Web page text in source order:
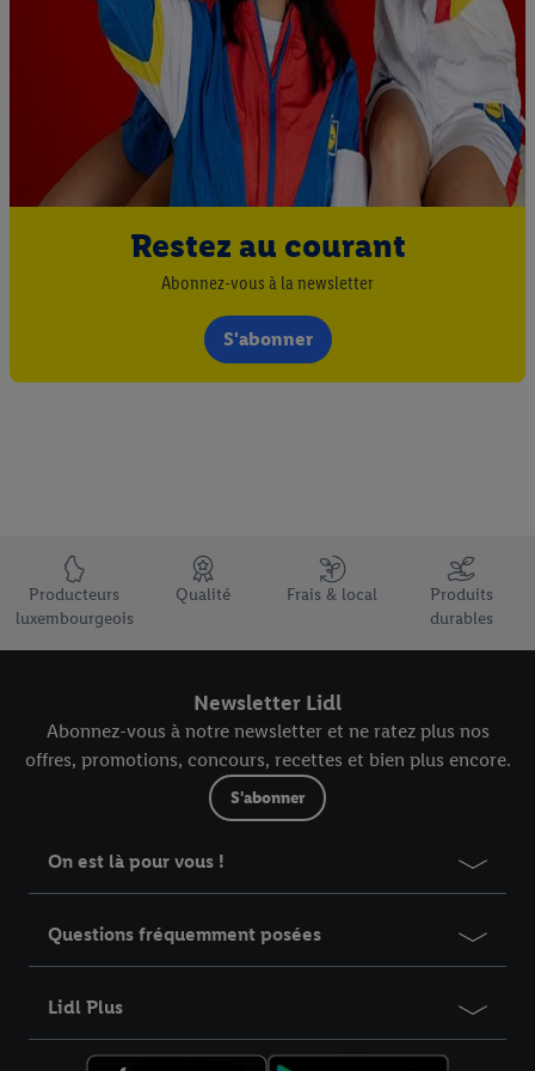
Restez au courant
Abonnez-vous à la newsletter
S'abonner
Élément du pied de page avec les USPs de Lidl Luxembourg
Producteurs
luxembourgeois
Qualité Frais & local
Produits
durables
Newsletter Lidl
Abonnez-vous à notre newsletter et ne ratez plus nos
offres, promotions, concours, recettes et bien plus encore.
S'abonner
On est là pour vous !
Questions fréquemment posées
Lidl Plus